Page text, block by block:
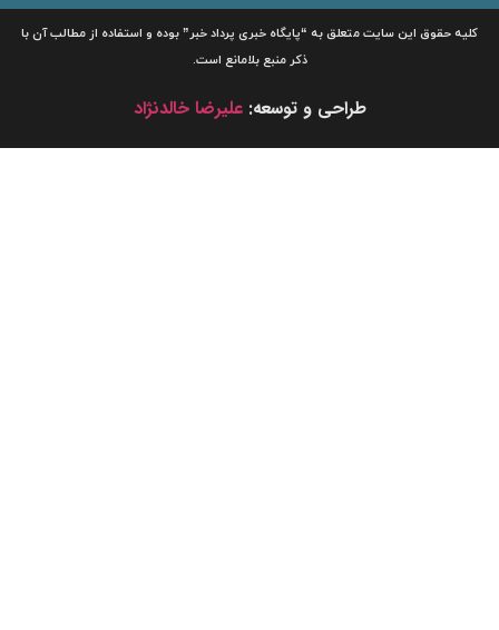
کلیه حقوق این سایت متعلق به“پایگاه خبریپرداد خبر”بوده و استفاده از مطالب آن با
ذکر منبع بلامانع است.
طراحی و توسعه:علیرضا خالدنژاد